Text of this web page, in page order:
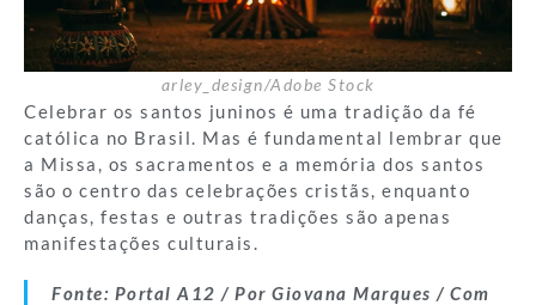
arley_design/Adobe Stock
Celebrar os santos juninos é uma tradição da fé
católica no Brasil. Mas é fundamental lembrar que
a Missa, os sacramentos e a memória dos santos
são o centro das celebrações cristãs, enquanto
danças, festas e outras tradições são apenas
manifestações culturais.
Fonte: Portal A12 / Por Giovana Marques / Com